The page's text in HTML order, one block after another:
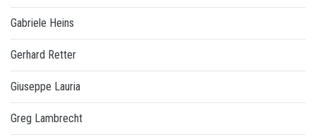
Gabriele Heins
Gerhard Retter
Giuseppe Lauria
Greg Lambrecht